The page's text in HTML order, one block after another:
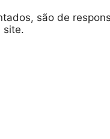
são de
site.